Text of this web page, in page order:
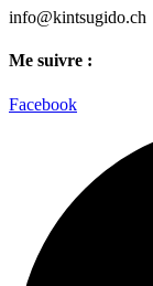
info@kintsugido.ch
Me suivre :
Facebook